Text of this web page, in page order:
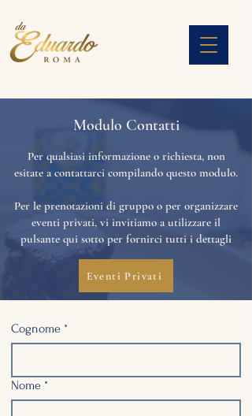
Modulo Contatti
Per qualsiasi informazione o richiesta, non
esitate a contattarci compilando questo modulo.
Per le prenotazioni di gruppo o per organizzare
eventi privati, vi invitiamo a utilizzare il
pulsante qui sotto per fornirci tutti i dettagli
Eventi Privati
Cognome *
Nome *